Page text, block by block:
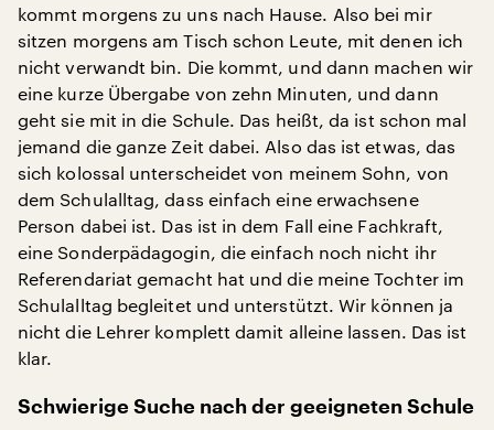
kommt morgens zu uns nach Hause. Also bei mir
sitzen morgens am Tisch schon Leute, mit denen ich
nicht verwandt bin. Die kommt, und dann machen wir
eine kurze Übergabe von zehn Minuten, und dann
geht sie mit in die Schule. Das heißt, da ist schon mal
jemand die ganze Zeit dabei. Also das ist etwas, das
sich kolossal unterscheidet von meinem Sohn, von
dem Schulalltag, dass einfach eine erwachsene
Person dabei ist. Das ist in dem Fall eine Fachkraft,
eine Sonderpädagogin, die einfach noch nicht ihr
Referendariat gemacht hat und die meine Tochter im
Schulalltag begleitet und unterstützt. Wir können ja
nicht die Lehrer komplett damit alleine lassen. Das ist
klar.
Schwierige Suche nach der geeigneten Schule